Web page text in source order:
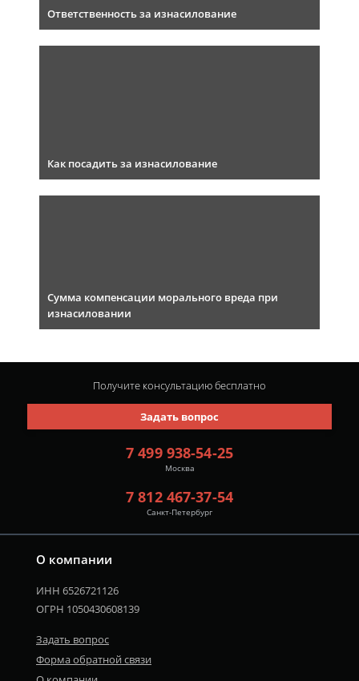
Ответственность за изнасилование
Как посадить за изнасилование
Сумма компенсации морального вреда при
изнасиловании
О компании
ИНН 6526721126
ОГРН 1050430608139
Задать вопрос
Форма обратной связи
7 499 938-54-25
Москва
7 812 467-37-54
Санкт-Петербург
Задать вопрос
Получите консультациюбесплатно